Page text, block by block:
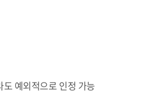
예외적으로 인정 가능